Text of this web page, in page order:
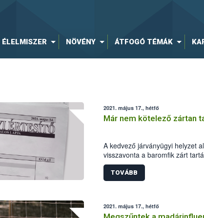
ÉLELMISZER NÖVÉNY ÁTFOGÓ TÉMÁK
2021. május 17., hétfő
Már nem kötelező zártan
A kedvező járványügyi helyzet
visszavonta a baromfik zárt
intézkedés részleges, hiszen az
továbbra is kötelező marad.
betartsák a járványvédelmi
TOVÁBB
2021. május 17., hétfő